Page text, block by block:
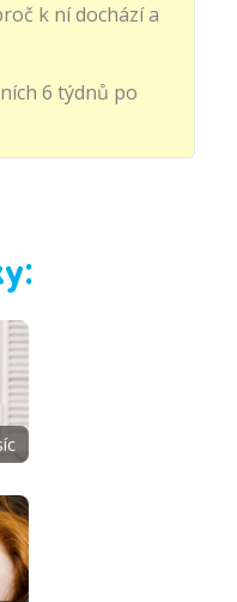
k ní dochází a
6 týdnů po